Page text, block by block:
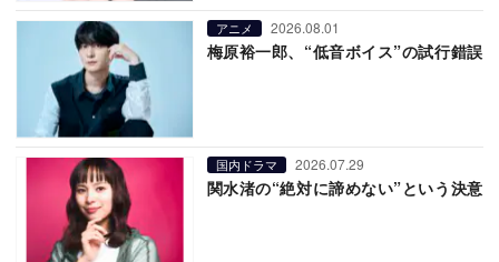
アニメ 2026.08.01
梅原裕一郎、“低音ボイス”の試行錯誤
国内ドラマ 2026.07.29
関水渚の“絶対に諦めない”という決意